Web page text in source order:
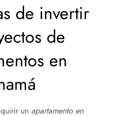
de invertir
de
en
un apartamento en